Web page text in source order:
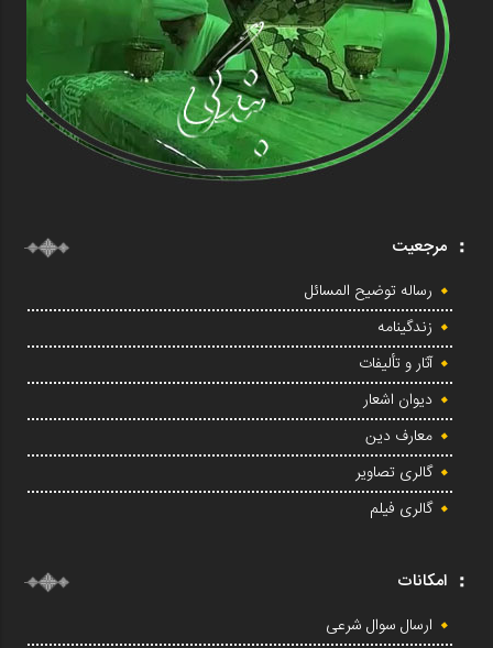
مرجعیت
رساله توضیح المسائل
زندگینامه
آثار و تألیفات
دیوان اشعار
معارف دین
گالری تصاویر
گالری فیلم
امکانات
ارسال سوال شرعی